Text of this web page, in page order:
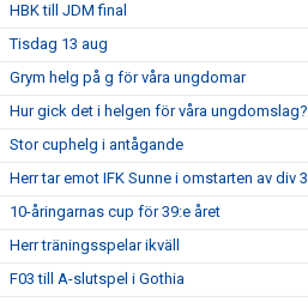
HBK till JDM final
Tisdag 13 aug
Grym helg på g för våra ungdomar
Hur gick det i helgen för våra ungdomslag?
Stor cuphelg i antågande
Herr tar emot IFK Sunne i omstarten av div 3
10-åringarnas cup för 39:e året
Herr träningsspelar ikväll
F03 till A-slutspel i Gothia